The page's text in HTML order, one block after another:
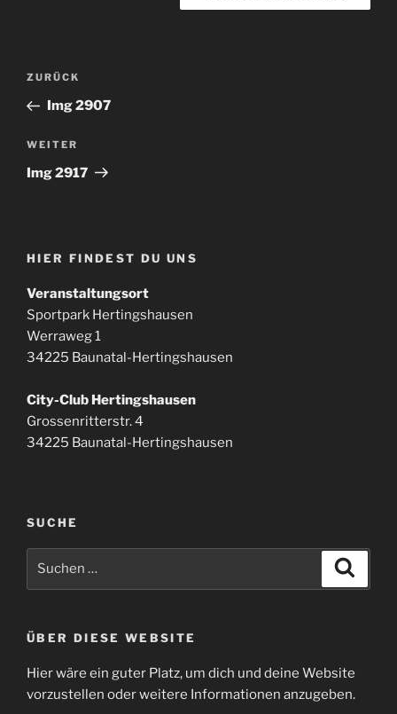
Beitragsnavigation
Vorheriger
Beitrag
ZURÜCK
Img 2907
Nächster
Beitrag
WEITER
Img 2917
HIER FINDEST DU UNS
Veranstaltungsort
Sportpark Hertingshausen
Werraweg 1
34225 Baunatal-Hertingshausen
City-Club Hertingshausen
Grossenritterstr. 4
34225 Baunatal-Hertingshausen
SUCHE
ÜBER DIESE WEBSITE
Hier wäre ein guter Platz, um dich und deine Website
vorzustellen oder weitere Informationen anzugeben.